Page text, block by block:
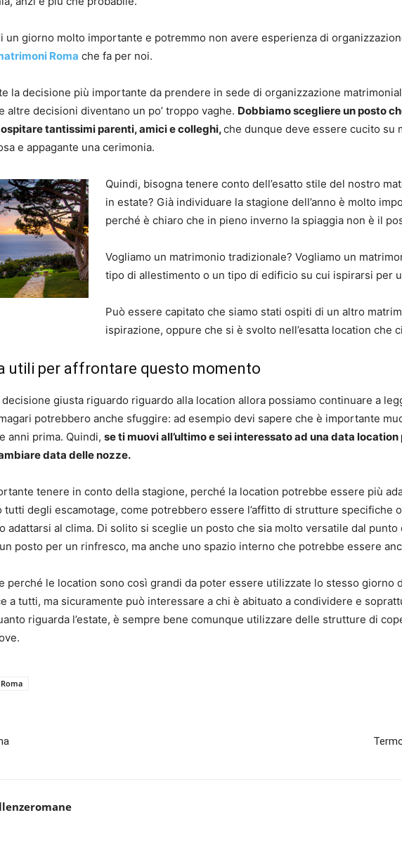
un giorno molto importante e potremmo non avere esperienza di
Roma che fa per noi.
la decisione più importante da prendere in sede di organizzazione
altre decisioni diventano un po’ troppo vaghe. Dobbiamo scegliere un posto
tantissimi parenti, amici e colleghi,che dunque deve essere cucito su
e appagante una cerimonia.
Quindi, bisogna tenere conto dell’esatto stile del nostro
in estate? Già individuare la stagione dell’anno è molto
perché è chiaro che in pieno inverno la spiaggia non è il
Vogliamo un matrimonio tradizionale? Vogliamo un
tipo di allestimento o un tipo di edificio su cui ispirarsi per
Può essere capitato che siamo stati ospiti di un altro
ispirazione, oppure che si è svolto nell’esatta location che
utili per affrontare questo momento
giusta riguardo riguardo alla location allora possiamo continuare a
potrebbero anche sfuggire: ad esempio devi sapere che è importante
anni prima. Quindi, se ti muovi all’ultimo e sei interessato ad una data
data delle nozze.
tenere in conto della stagione, perché la location potrebbe essere più
tutti degli escamotage, come potrebbero essere l’affitto di strutture specifiche
adattarsi al clima. Di solito si sceglie un posto che sia molto versatile dal
posto per un rinfresco, ma anche uno spazio interno che potrebbe essere
perché le location sono così grandi da poter essere utilizzate lo stesso giorno
a tutti, ma sicuramente può interessare a chi è abituato a condividere e
riguarda l’estate, è sempre bene comunque utilizzare delle strutture di